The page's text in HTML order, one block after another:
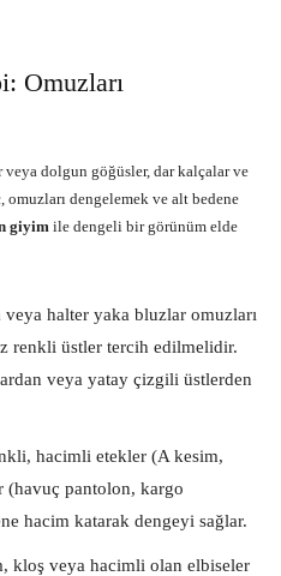
Omuzları
dolgun göğüsler, dar kalçalar ve
dengelemek ve alt bedene
giyim ile dengeli bir görünüm elde
halter yaka bluzlar omuzları
renkli üstler tercih edilmelidir.
veya yatay çizgili üstlerden
hacimli etekler (A kesim,
pantolon, kargo
hacim katarak dengeyi sağlar.
kloş veya hacimli olan elbiseler